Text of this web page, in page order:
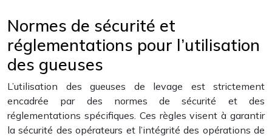
Normes de sécurité et
réglementations pour l’utilisation
des gueuses
L’utilisation des gueuses de levage est strictement
encadrée par des normes de sécurité et des
réglementations spécifiques. Ces règles visent à garantir
la sécurité des opérateurs et l’intégrité des opérations de